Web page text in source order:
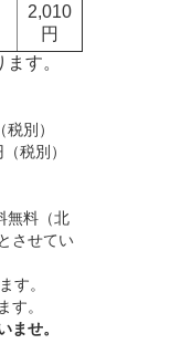
2,010
円
す。
別）
別）
無料（北
させてい
す。
す。
ませ。